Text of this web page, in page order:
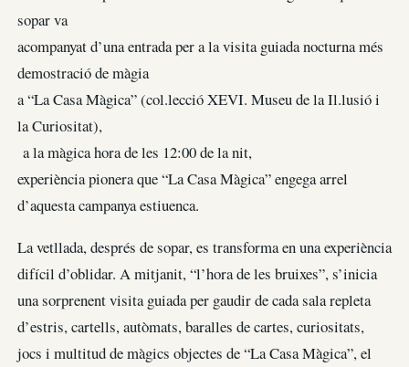
sopar va
acompanyat d’una entrada per a la visita guiada nocturna més
demostració de màgia
a “La Casa Màgica” (col.lecció XEVI. Museu de la Il.lusió i
la Curiositat),
a la màgica hora de les 12:00 de la nit,
experiència pionera que “La Casa Màgica” engega arrel
d’aquesta campanya estiuenca.
La vetllada, després de sopar, es transforma en una experiència
difícil d’oblidar. A mitjanit, “l’hora de les bruixes”, s’inicia
una sorprenent visita guiada per gaudir de cada sala repleta
d’estris, cartells, autòmats, baralles de cartes, curiositats,
jocs i multitud de màgics objectes de “La Casa Màgica”, el